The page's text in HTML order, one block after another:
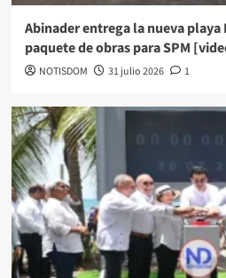
Abinader entrega la nueva playa
paquete de obras para SPM
NOTISDOM 31 julio 2026 1